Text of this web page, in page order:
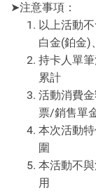
➤注意事項：
以上活動
白金(鉑金)
持卡人單
累計
活動消費
票/銷售單
本次活動
圍
本活動不
用